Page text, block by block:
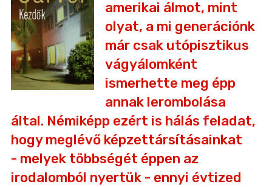
amerikai álmot, mint
olyat, a mi generációnk
már csak utópisztikus
vágyálomként
ismerhette meg épp
annak lerombolása
által. Némiképp ezért is hálás feladat,
hogy meglévő képzettársításainkat
- melyek többségét éppen az
irodalomból nyertük - ennyi évtized